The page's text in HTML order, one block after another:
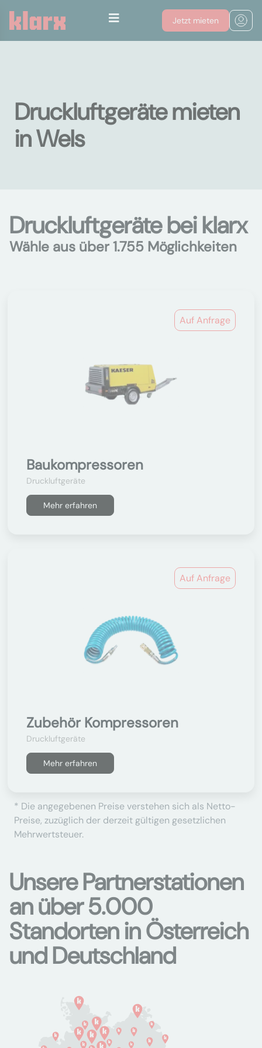
Jetzt mieten
Druckluftgeräte mieten
in Wels
Druckluftgeräte bei klarx
Wähle aus über 1.755 Möglichkeiten
Auf Anfrage
Baukompressoren
Druckluftgeräte
Mehr erfahren
Auf Anfrage
Zubehör Kompressoren
Druckluftgeräte
Mehr erfahren
* Die angegebenen Preise verstehen sich als Netto-
Preise, zuzüglich der derzeit gültigen gesetzlichen
Mehrwertsteuer.
Unsere Partnerstationen
an über 5.000
Standorten in Österreich
und Deutschland